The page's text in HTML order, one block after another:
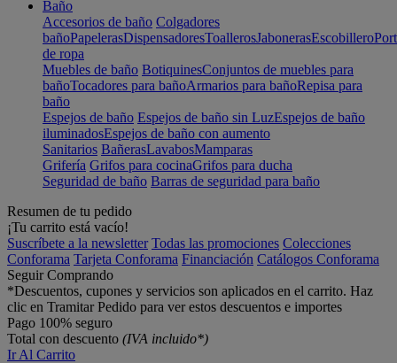
Baño
Accesorios de baño Colgadores
bañoPapelerasDispensadoresToallerosJabonerasEscobillero
de ropa
Muebles de baño BotiquinesConjuntos de muebles para
bañoTocadores para bañoArmarios para bañoRepisa para
baño
Espejos de baño Espejos de baño sin LuzEspejos de baño
iluminadosEspejos de baño con aumento
Sanitarios BañerasLavabosMamparas
Grifería Grifos para cocinaGrifos para ducha
Seguridad de baño Barras de seguridad para baño
Resumen de tu pedido
¡Tu carrito está vacío!
Suscríbete a la newsletter Todas las promociones Colecciones
Conforama Tarjeta Conforama Financiación Catálogos Conforama
Seguir Comprando
*Descuentos, cupones y servicios son aplicados en el carrito. Haz
clic en Tramitar Pedido para ver estos descuentos e importes
Pago 100% seguro
Total con descuento (IVA incluido*)
Ir Al Carrito